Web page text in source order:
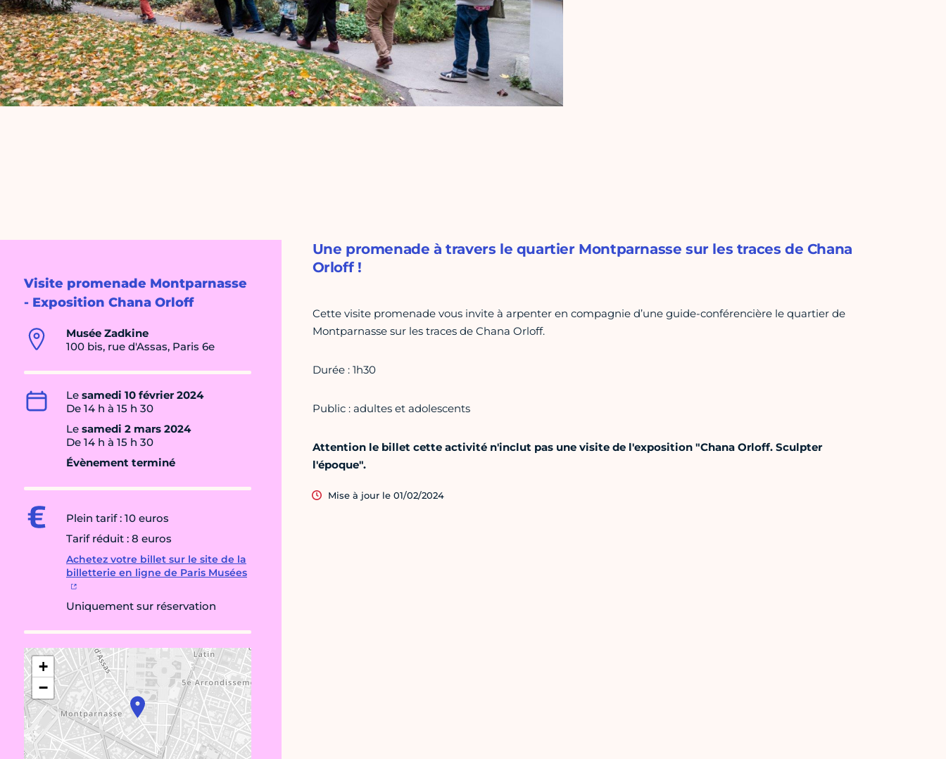
Visite promenade Montparnasse
- Exposition Chana Orloff
Musée Zadkine
100 bis, rue d'Assas, Paris 6e
Le samedi 10 février 2024
De 14 h à 15 h 30
Le samedi 2 mars 2024
De 14 h à 15 h 30
Évènement terminé
Plein tarif : 10 euros
Tarif réduit : 8 euros
Achetez votre billet sur le site de la
billetterie en ligne de Paris Musées
Uniquement sur réservation
+
−
Une promenade à travers le quartier Montparnasse sur les traces de Chana
Orloff !
Cette visite promenade vous invite à arpenter en compagnie d’une guide-conférencière le quartier de
Montparnasse sur les traces de Chana Orloff.
Durée : 1h30
Public : adultes et adolescents
Attention le billet cette activité n'inclut pas une visite de l'exposition "Chana Orloff. Sculpter
l'époque".
Mise à jour le 01/02/2024